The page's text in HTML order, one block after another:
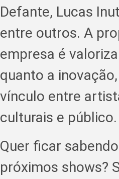
Defante, Lucas
entre outros. A
empresa é
quanto a
vínculo entre
culturais e público.
Quer ficar
próximos shows?